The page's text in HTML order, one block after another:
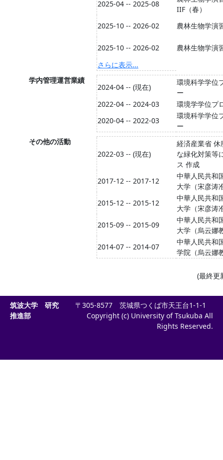
2025-04 -- 2025-08
IIF（春）
2025-10 -- 2026-02
農林生物学演
2025-10 -- 2026-02
農林生物学演
さらに表示...
学内管理運営業績
2024-04 -- (現在)
環境科学学位
ー
2022-04 -- 2024-03
環境学学位プ
2020-04 -- 2022-03
環境科学学位
ー
その他の活動
2022-03 -- (現在)
経済産業省 休
な緑化対策等
ス 作成
2017-12 -- 2017-12
中華人民共和
大学（宋彦涛
2015-12 -- 2015-12
中華人民共和
大学（宋彦涛
2015-09 -- 2015-09
中華人民共和
大学（烏云娜
2014-07 -- 2014-07
中華人民共和
学院（烏云娜
(最終更
筑波大学 研究
推進部
〒305-8577 茨城県つくば市天王台1-1-1
Copyright (c) University of Tsukuba All
Rights Reserved.